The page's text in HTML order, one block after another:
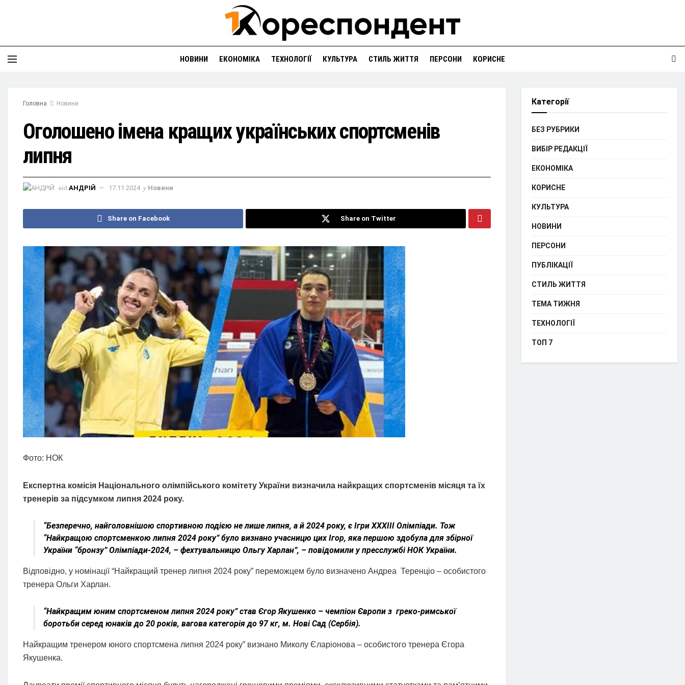
НОВИНИ ЕКОНОМІКА ТЕХНОЛОГІЇ КУЛЬТУРА СТИЛЬ ЖИТТЯ ПЕРСОНИ КОРИСНЕ
Головна Новини
Оголошено імена кращих українських спортсменів
липня
від АНДРІЙ 17.11.2024 у Новини
Share on Facebook Share on Twitter
Фото: НОК
Експертна комісія Національного олімпійського комітету України визначила найкращих спортсменів місяця та їх
тренерів за підсумком липня 2024 року.
“Безперечно, найголовнішою спортивною подією не лише липня, а й 2024 року, є Ігри XXXIII Олімпіади. Тож
“Найкращою спортсменкою липня 2024 року” було визнано учасницю цих Ігор, яка першою здобула для збірної
України “бронзу” Олімпіади-2024, – фехтувальницю Ольгу Харлан”, – повідомили у пресслужбі НОК України.
Відповідно, у номінації “Найкращий тренер липня 2024 року” переможцем було визначено Андреа Теренціо – особистого
тренера Ольги Харлан.
“Найкращим юним спортсменом липня 2024 року” став Єгор Якушенко – чемпіон Європи з греко-римської
боротьби серед юнаків до 20 років, вагова категорія до 97 кг, м. Нові Сад (Сербія).
Найкращим тренером юного спортсмена липня 2024 року” визнано Миколу Єларіонова – особистого тренера Єгора
Якушенка.
Категорії
БЕЗ РУБРИКИ
ВИБІР РЕДАКЦІЇ
ЕКОНОМІКА
КОРИСНЕ
КУЛЬТУРА
НОВИНИ
ПЕРСОНИ
ПУБЛІКАЦІЇ
СТИЛЬ ЖИТТЯ
ТЕМА ТИЖНЯ
ТЕХНОЛОГІЇ
ТОП 7